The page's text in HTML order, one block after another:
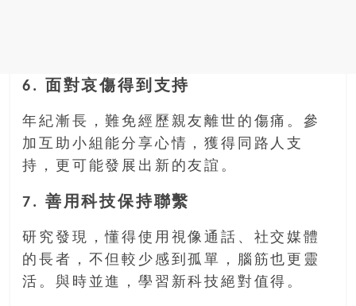
6. 面對哀傷得到支持
年紀漸長，難免經歷親友離世的傷痛。參
加互助小組能分享心情，獲得同路人支
持，更可能發展出新的友誼。
7. 善用科技保持聯繫
研究發現，懂得使用視像通話、社交媒體
的長者，不但較少感到孤單，腦筋也更靈
活。與時並進，學習新科技絕對值得。